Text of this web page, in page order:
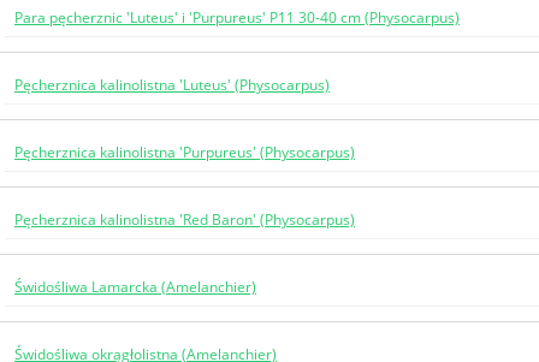
Para pęcherznic 'Luteus' i 'Purpureus' P11 30-40 cm (Physocarpus)
Pęcherznica kalinolistna 'Luteus' (Physocarpus)
Pęcherznica kalinolistna 'Purpureus' (Physocarpus)
Pęcherznica kalinolistna 'Red Baron' (Physocarpus)
Świdośliwa Lamarcka (Amelanchier)
Świdośliwa okrągłolistna (Amelanchier)